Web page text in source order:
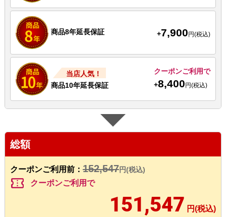
商品8年延長保証 +7,900円(税込)
当店人気！
商品10年延長保証
クーポンご利用で
+8,400 円(税込)
総額
クーポンご利用前： 152,547円(税込)
confirmation_number クーポンご利用で
151,547 円(税込)